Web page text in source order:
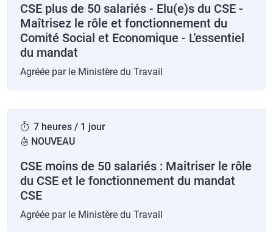
CSE plus de 50 salariés - Elu(e)s du CSE -
Maîtrisez le rôle et fonctionnement du
Comité Social et Economique - L'essentiel
du mandat
Agréée par le Ministère du Travail
7 heures / 1 jour
NOUVEAU
CSE moins de 50 salariés : Maitriser le rôle
du CSE et le fonctionnement du mandat
CSE
Agréée par le Ministère du Travail